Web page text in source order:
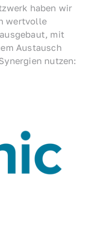
haben wir
wertvolle
mit
Austausch
nutzen: